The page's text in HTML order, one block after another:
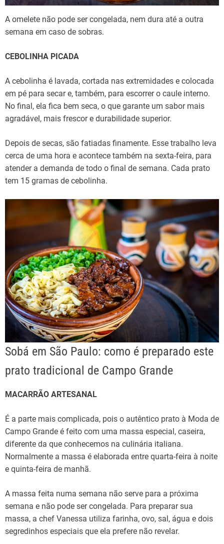
A omelete não pode ser congelada, nem dura até a outra
semana em caso de sobras.
CEBOLINHA PICADA
A cebolinha é lavada, cortada nas extremidades e colocada
em pé para secar e, também, para escorrer o caule interno.
No final, ela fica bem seca, o que garante um sabor mais
agradável, mais frescor e durabilidade superior.
Depois de secas, são fatiadas finamente. Esse trabalho leva
cerca de uma hora e acontece também na sexta-feira, para
atender a demanda de todo o final de semana. Cada prato
tem 15 gramas de cebolinha.
Sobá em São Paulo: como é preparado este
prato tradicional de Campo Grande
MACARRÃO ARTESANAL
É a parte mais complicada, pois o autêntico prato à Moda de
Campo Grande é feito com uma massa especial, caseira,
diferente da que conhecemos na culinária italiana.
Normalmente a massa é elaborada entre quarta-feira à noite
e quinta-feira de manhã.
A massa feita numa semana não serve para a próxima
semana e não pode ser congelada. Para preparar sua
massa, a chef Vanessa utiliza farinha, ovo, sal, água e dois
segredinhos especiais que ela prefere não revelar.